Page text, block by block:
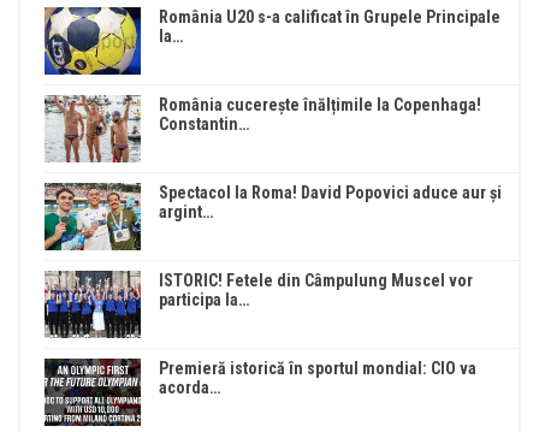
România U20 s-a calificat în Grupele Principale
la…
România cucerește înălțimile la Copenhaga!
Constantin…
Spectacol la Roma! David Popovici aduce aur și
argint…
ISTORIC! Fetele din Câmpulung Muscel vor
participa la…
Premieră istorică în sportul mondial: CIO va
acorda…